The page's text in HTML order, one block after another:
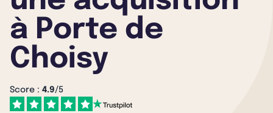
à Porte de
Choisy
Score : 4.9/5